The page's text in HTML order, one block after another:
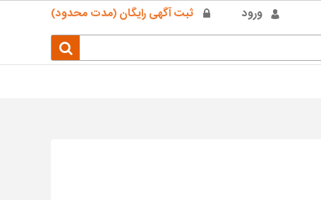
ورود ثبت آگهی رایگان (مدت محدود)